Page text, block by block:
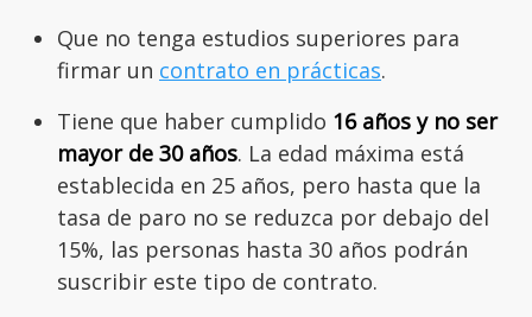
Que no tenga estudios superiores para
firmar un contrato en prácticas.
Tiene que haber cumplido 16 años y no ser
mayor de 30 años. La edad máxima está
establecida en 25 años, pero hasta que la
tasa de paro no se reduzca por debajo del
15%, las personas hasta 30 años podrán
suscribir este tipo de contrato.